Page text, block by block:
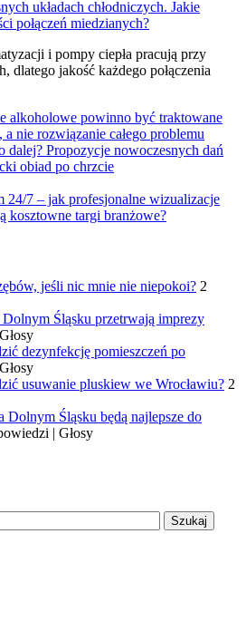
i pompy ciepła pracują przy
dlatego jakość każdego połączenia
alkoholowe powinno być traktowane
nie rozwiązanie całego problemu
dalej? Propozycje nowoczesnych dań
obiad po chrzcie
24/7 – jak profesjonalne wizualizacje
kosztowne targi branżowe?
jeśli nic mnie nie niepokoi? 2
Śląsku przetrwają imprezy
Głosy
dezynfekcję pomieszczeń po
Głosy
usuwanie pluskiew we Wrocławiu? 2
Dolnym Śląsku będą najlepsze do
| Głosy